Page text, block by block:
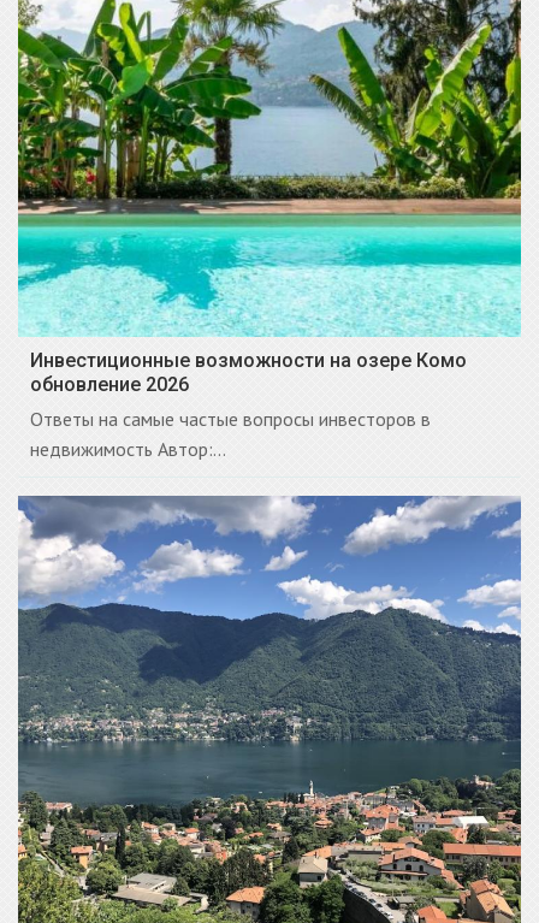
Инвестиционные возможности на озере Комо
обновление 2026
Ответы на самые частые вопросы инвесторов в
недвижимость Автор:...